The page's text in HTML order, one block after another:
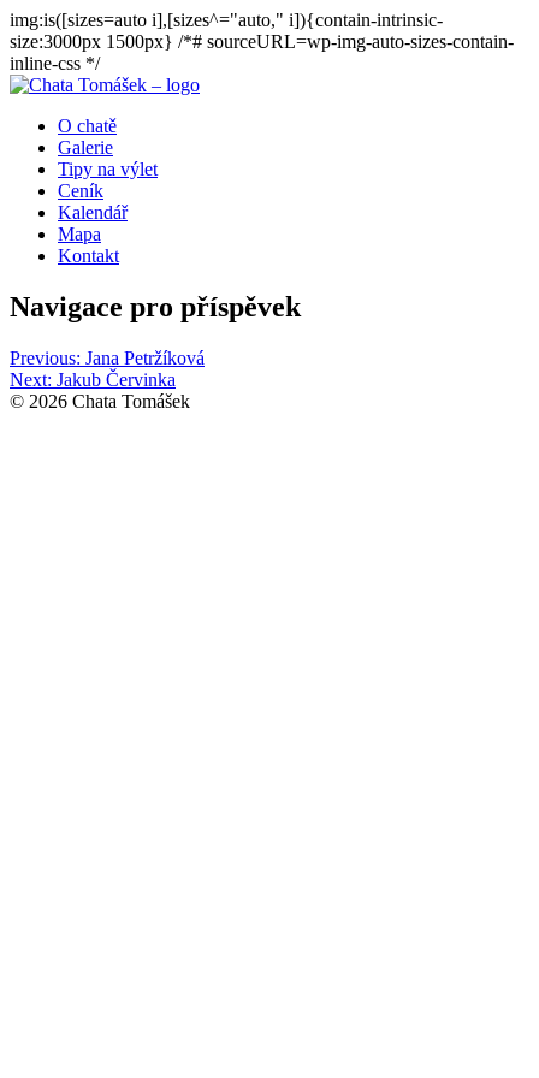
img:is([sizes=auto i],[sizes^="auto," i]){contain-intrinsic-
size:3000px 1500px} /*# sourceURL=wp-img-auto-sizes-contain-
inline-css */
O chatě
Galerie
Tipy na výlet
Ceník
Kalendář
Mapa
Kontakt
Navigace pro příspěvek
Previous: Jana Petržíková
Next: Jakub Červinka
© 2026 Chata Tomášek